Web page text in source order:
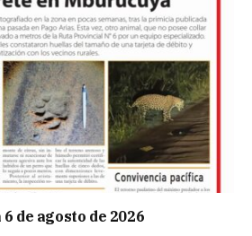
de agosto de 2026